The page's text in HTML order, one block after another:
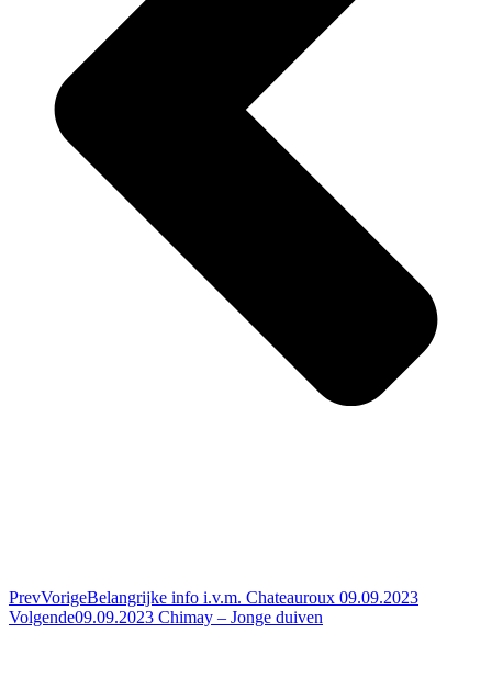
PrevVorigeBelangrijke info i.v.m. Chateauroux 09.09.2023
Volgende09.09.2023 Chimay – Jonge duiven